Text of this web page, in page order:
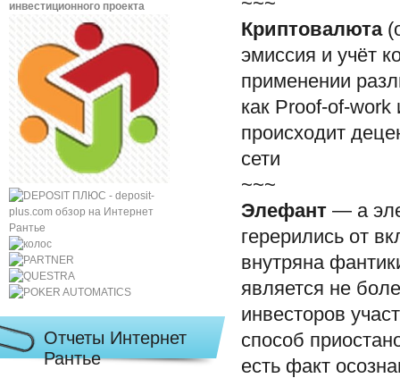
Отчеты Интернет
Рантье
Криптовалюта
эмиссия и учёт
применении
как Proof-of-
происходит
сети
~~~
Элефант — а
герерились от
внутряна
является не
инвесторов
способ
есть факт